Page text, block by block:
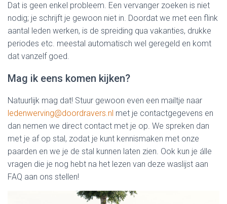
Dat is geen enkel probleem. Een vervanger zoeken is niet
nodig; je schrijft je gewoon niet in. Doordat we met een flink
aantal leden werken, is de spreiding qua vakanties, drukke
periodes etc. meestal automatisch wel geregeld en komt
dat vanzelf goed.
Mag ik eens komen kijken?
Natuurlijk mag dat! Stuur gewoon even een mailtje naar
ledenwerving@doordravers.nl met je contactgegevens en
dan nemen we direct contact met je op. We spreken dan
met je af op stal, zodat je kunt kennismaken met onze
paarden en we je de stal kunnen laten zien. Ook kun je álle
vragen die je nog hebt na het lezen van deze waslijst aan
FAQ aan ons stellen!